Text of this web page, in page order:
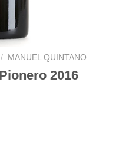
/ MANUEL QUINTANO
2016